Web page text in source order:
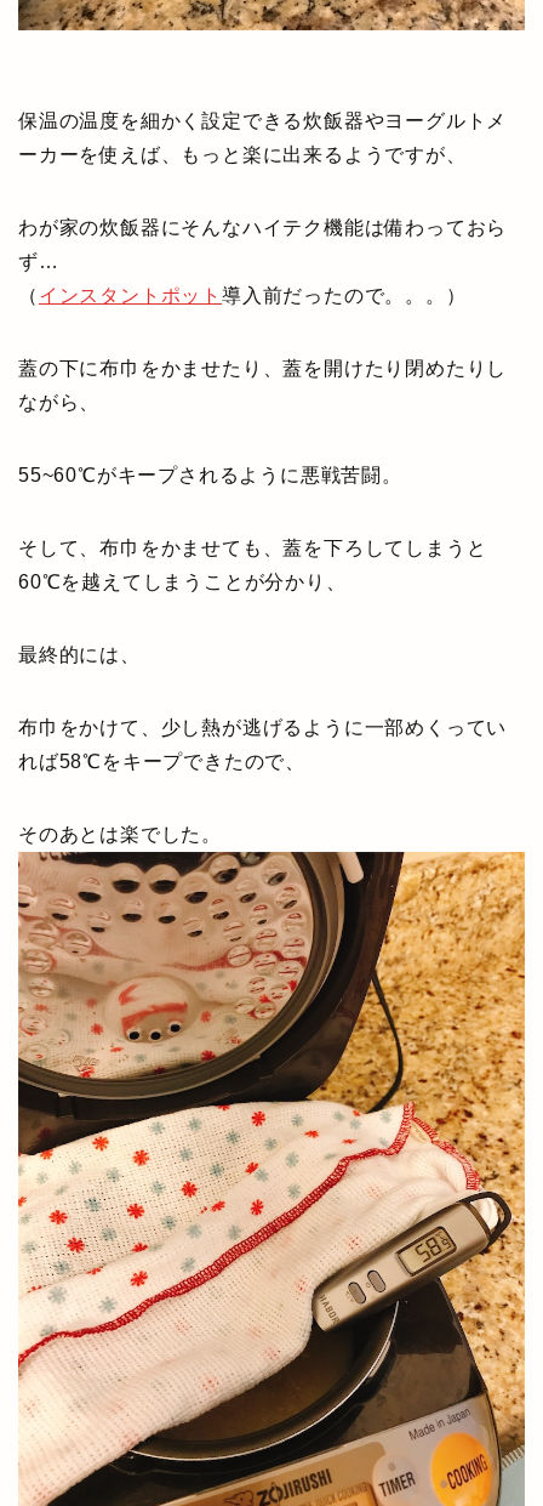
保温の温度を細かく設定できる炊飯器やヨーグルトメ
ーカーを使えば、もっと楽に出来るようですが、
わが家の炊飯器にそんなハイテク機能は備わっておら
ず…
（ インスタントポット導入前だったので。。。）
蓋の下に布巾をかませたり、蓋を開けたり閉めたりし
ながら、
55~60℃がキープされるように悪戦苦闘。
そして、布巾をかませても、蓋を下ろしてしまうと
60℃を越えてしまうことが分かり、
最終的には、
布巾をかけて、少し熱が逃げるように一部めくってい
れば58℃をキープできたので、
そのあとは楽でした。